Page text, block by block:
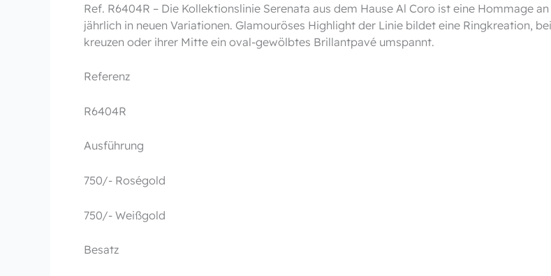
Ref. R6404R – Die Kollektionslinie Serenata aus dem Hause Al Coro ist eine Hommage
jährlich in neuen Variationen. Glamouröses Highlight der Linie bildet eine Ringkreation,
kreuzen oder ihrer Mitte ein oval-gewölbtes Brillantpavé umspannt.
Referenz
R6404R
Ausführung
750/- Roségold
750/- Weißgold
Besatz